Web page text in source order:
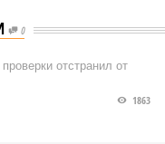
0
отстранил от
1863